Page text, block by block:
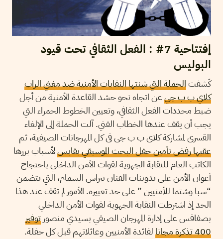
إفتتاحية 7# : الفعل الثقافي تحت قيود
البوليس
كَشفتالحملة التي شنتها النقابات الأمنية ضد مغني الراب
كلاي ب ب جيعن اتجاه نحو حشد القاعدة الأمنية من أجل
ضبط محددات الفعل الثقافي، وتعيين الخطوط الحمراء التي
يجب أن يقف عندها الخطاب الفني. آلت الحملة إلى الإلغاء
القسري لمشاركة كلاي ب ب جي في كل المهرجانات الصيفية، ثم
عقبها رفض تأمين حفل البحث الموسيقي بقابسلأسباب بررها
الكاتب العام للنقابة الجهوية لقوات الأمن الداخلي باحتجاج
أعوان الأمن على تدوينات الفنان نبراس الشمام، التي تتضمن
“سبا وشتما للأمنيين ” على حد تعبيره. الأمور لم تقف عند هذا
الحد إذ اشترطت النقابة الجهوية لقوات الأمن الداخلي
بصفاقس على إدارة المهرجان الصيفي بسيدي منصور توفير
400 تذكرة مجانا
لفائدة الأمنيين وعائلاتهم قبل كل حفلة.